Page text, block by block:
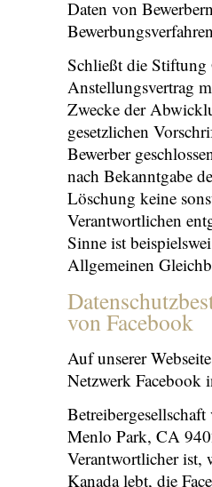
Daten von
Schließt die Stiftung
Anstellungsvertrag
Zwecke der
gesetzlichen
Bewerber
nach Bekanntgabe
Löschung keine
Verantwortlichen
Sinne ist
Allgemeinen
von Facebook
Auf unserer
Netzwerk Facebook
Menlo Park, CA
Verantwortlicher ist,
Kanada lebt, die